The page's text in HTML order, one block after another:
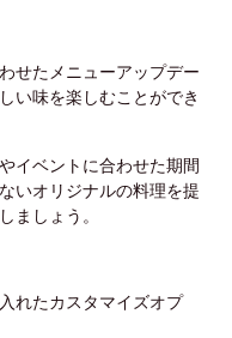
せたメニューアップデー
い味を楽しむことができ
イベントに合わせた期間
いオリジナルの料理を提
ましょう。
れたカスタマイズオプ